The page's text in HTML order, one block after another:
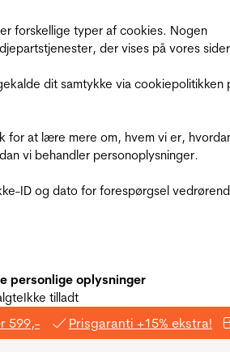
forskellige typer af cookies. Nogen
der vises på vores
dit samtykke via cookiepolitikken
for at lære mere om, hvem vi er,
vi behandler personoplysninger.
ID og dato for forespørgsel
personlige oplysninger
Ikke tilladt
599,- Prisgaranti +15% ekstra!